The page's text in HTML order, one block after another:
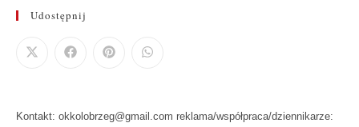
Udostępnij
Kontakt: okkolobrzeg@gmail.com reklama/współpraca/dziennikarze: